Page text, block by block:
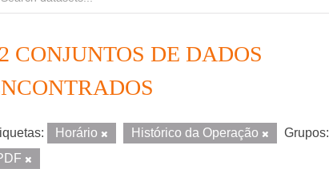
CONJUNTOS DE DADOS
Horário Histórico da Operação Grupos: